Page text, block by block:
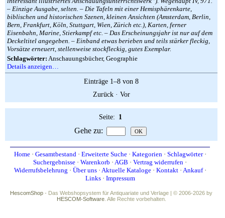
– Einzige Ausgabe, selten. – Die Tafeln mit einer Hemisphärenkarte,
biblischen und historischen Szenen, kleinen Ansichten (Amsterdam, Berlin,
Bern, Frankfurt, Köln, Stuttgart, Wien, Zürich etc.), Karten, ferner
Eisenbahn, Marine, Stierkampf etc. – Das Erscheinungsjahr ist nur auf dem
Deckeltitel angegeben. – Einband etwas berieben und teils stärker fleckig,
Vorsätze erneuert, stellenweise stockfleckig, gutes Exemplar.
Schlagwörter: Anschauungsbücher, Geographie
Details anzeigen…
Einträge 1–8 von 8
Zurück· Vor
Seite: 1
Gehe zu:
Home· Gesamtbestand· Erweiterte Suche· Kategorien· Schlagwörter·
Suchergebnisse · Warenkorb · AGB · Vertrag widerrufen ·
Widerrufsbelehrung · Über uns· Aktuelle Kataloge· Kontakt· Ankauf·
Links· Impressum
HescomShop - Das Webshopsystem für Antiquariate und Verlage | © 2006-2026 by
HESCOM-Software. Alle Rechte vorbehalten.